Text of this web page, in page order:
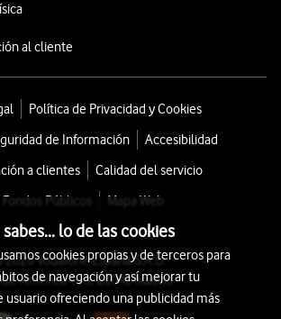
al cliente
Política de Privacidad y Cookies
de Información
Accesibilidad
a clientes
Calidad del servicio
Fondos Públicos
Mapa Web
Vodafone España S.A.U.
América 115, 28042 Madrid
sabes... lo de las cookies
cookies propias y de terceros para
de navegación y así mejorar tu
usuario ofreciendo una publicidad más